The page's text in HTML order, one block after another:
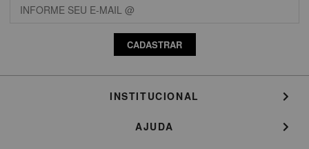
CADASTRAR
INSTITUCIONAL
AJUDA